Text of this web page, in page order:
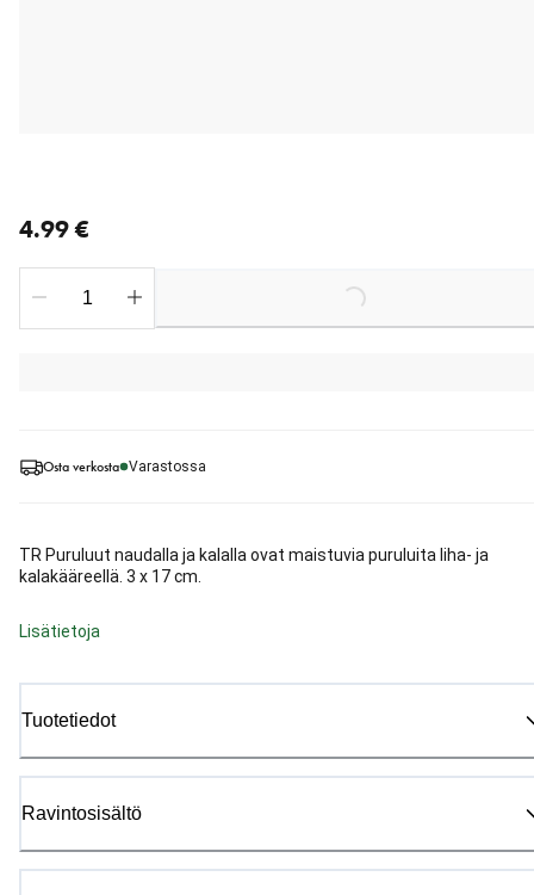
Osta verkosta Varastossa
TR Puruluut naudalla ja kalalla ovat maistuvia puruluita liha- ja
kalakääreellä. 3 x 17 cm.
Lisätietoja
Tuotetiedot
Ravintosisältö
4.99 €
Loading...